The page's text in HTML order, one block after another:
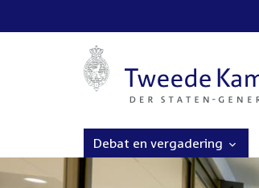
Debat en vergadering